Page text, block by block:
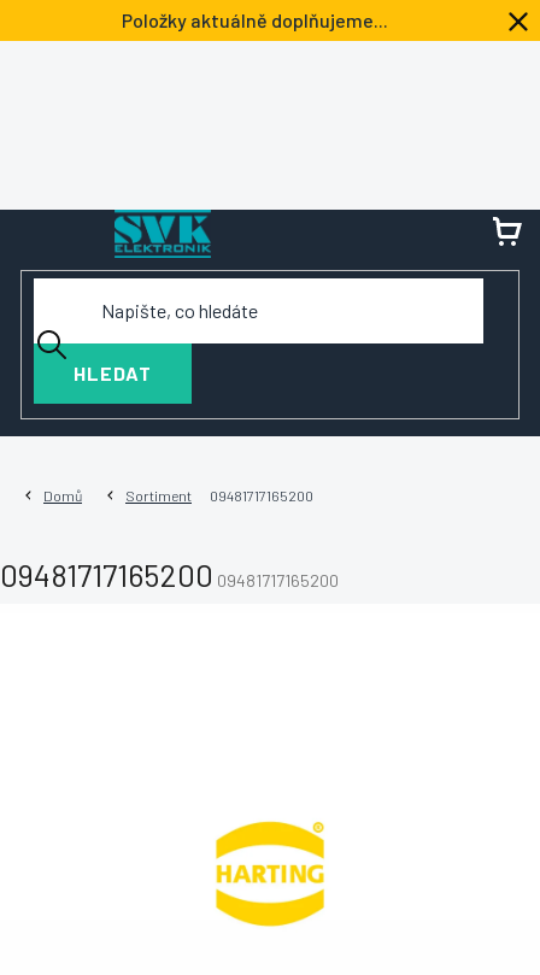
na
Položky aktuálně doplňujeme...
HLEDAT
Domů Sortiment 09481717165200
09481717165200 09481717165200